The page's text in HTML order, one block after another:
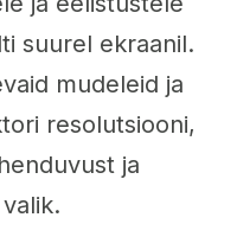
suurel ekraanil.
mudeleid ja
resolutsiooni,
ja